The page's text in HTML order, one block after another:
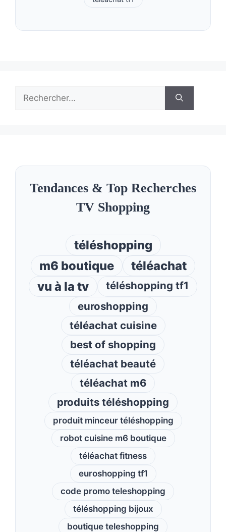
Rechercher :
Tendances & Top Recherches
TV Shopping
téléshopping
m6 boutique
téléachat
vu à la tv
téléshopping tf1
euroshopping
téléachat cuisine
best of shopping
téléachat beauté
téléachat m6
produits téléshopping
produit minceur téléshopping
robot cuisine m6 boutique
téléachat fitness
euroshopping tf1
code promo teleshopping
téléshopping bijoux
boutique teleshopping